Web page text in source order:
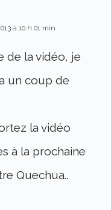
à 10 h 01 min
de la vidéo, je
un coup de
la vidéo
à la prochaine
Quechua..